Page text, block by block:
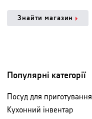
Знайти магазин
Популярні категорії
Посуд для приготування
Кухонний інвентар